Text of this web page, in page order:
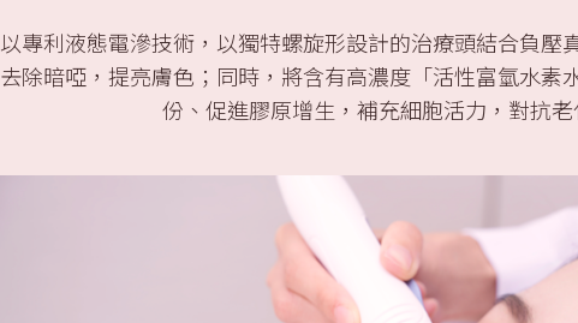
以專利液態電滲技術，以獨特螺旋形設計的治療頭結合負壓
去除暗啞，提亮膚色；同時，將含有高濃度「活性富氫水素
份、促進膠原增生，補充細胞活力，對抗